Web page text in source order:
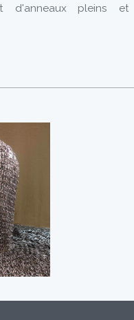
d'anneaux pleins et